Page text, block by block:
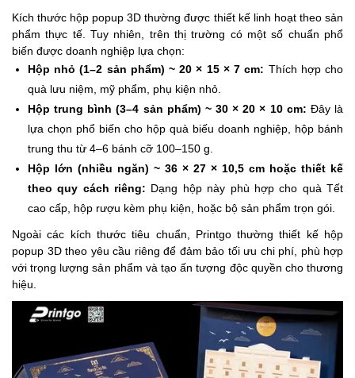
Kích thước hộp popup 3D thường được thiết kế linh hoạt theo sản
phẩm thực tế. Tuy nhiên, trên thị trường có một số chuẩn phổ
biến được doanh nghiệp lựa chọn:
Hộp nhỏ (1–2 sản phẩm) ~ 20 × 15 × 7 cm: Thích hợp cho
quà lưu niệm, mỹ phẩm, phụ kiện nhỏ.
Hộp trung bình (3–4 sản phẩm) ~ 30 × 20 × 10 cm: Đây là
lựa chọn phổ biến cho hộp quà biếu doanh nghiệp, hộp bánh
trung thu từ 4–6 bánh cỡ 100–150 g.
Hộp lớn (nhiều ngăn) ~ 36 × 27 × 10,5 cm hoặc thiết kế
theo quy cách riêng: Dạng hộp này phù hợp cho quà Tết
cao cấp, hộp rượu kèm phụ kiện, hoặc bộ sản phẩm trọn gói.
Ngoài các kích thước tiêu chuẩn, Printgo thường thiết kế hộp
popup 3D theo yêu cầu riêng để đảm bảo tối ưu chi phí, phù hợp
với trọng lượng sản phẩm và tạo ấn tượng độc quyền cho thương
hiệu.